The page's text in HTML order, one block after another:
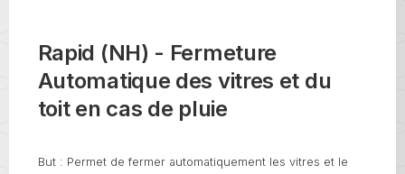
Rapid (NH) - Fermeture
Automatique des vitres et du
toit en cas de pluie
But : Permet de fermer automatiquement les vitres et le